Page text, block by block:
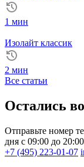
1 мин
Изолайт классик
2 мин
Все статьи
Остались
Отправьте номер
дня с 09:00 до
+7 (495) 223-01-07